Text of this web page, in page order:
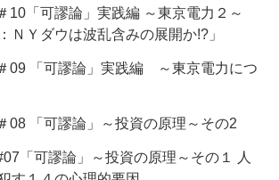
10「可謬論」実践編 ～東京電力２～
ＮＹダウは波乱含みの展開か!?」
09 「可謬論」実践編 ～東京電力につ
08 「可謬論」～投資の原理～その2
「可謬論」～投資の原理～その１ 人